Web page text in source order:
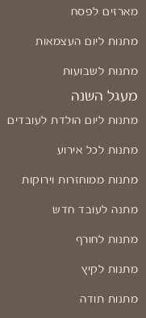
מארזים לפסח
מתנות ליום העצמאות
מתנות לשבועות
מעגל השנה
מתנות ליום הולדת לעובדים
מתנות לכל אירוע
מתנות ממוחזרות וירוקות
מתנה לעובד חדש
מתנות לחורף
מתנות לקיץ
מתנות תודה